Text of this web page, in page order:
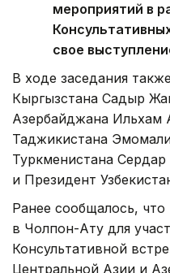
мероприятий в
свое
В ходе заседания
Кыргызстана Садыр
Азербайджана Ильхам
Таджикистана
Туркменистана
и Президент
Ранее сообщалось, что
в Чолпон-Ату для
Консультативной
Центральной Азии и